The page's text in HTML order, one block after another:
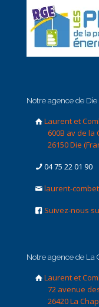
Notre agence de Die
Laurent et
600B av de la
26150 Die
04 75 22 01 90
laurent-
Suivez-nous
Notre agence de La
Laurent et
72 avenue
26420 La